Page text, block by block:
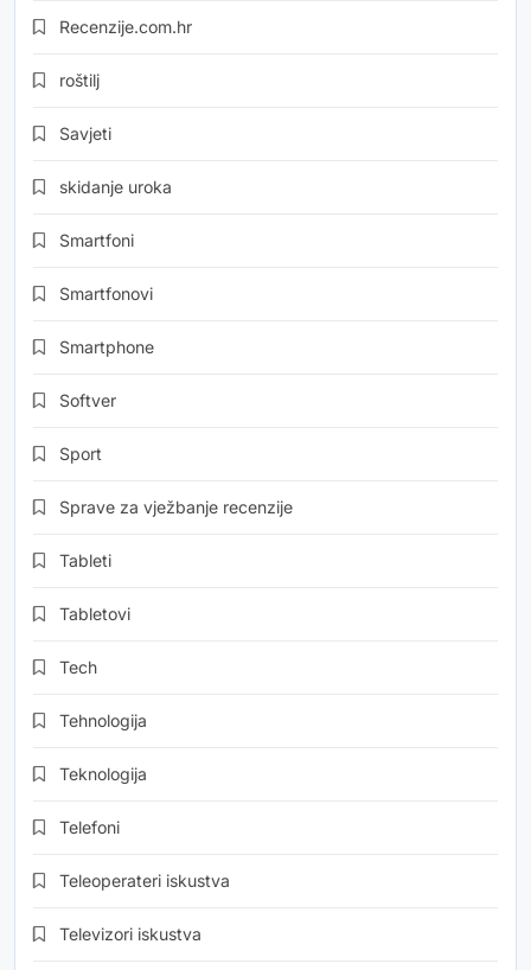
Recenzije.com.hr
roštilj
Savjeti
skidanje uroka
Smartfoni
Smartfonovi
Smartphone
Softver
Sport
Sprave za vježbanje recenzije
Tableti
Tabletovi
Tech
Tehnologija
Teknologija
Telefoni
Teleoperateri iskustva
Televizori iskustva